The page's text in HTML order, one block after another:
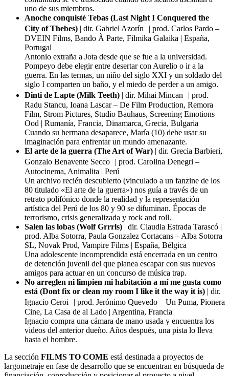
uno de sus miembros.
Anoche conquisté Tebas (Last Night I Conquered the
City of Thebes) | dir. Gabriel Azorín | prod. Carlos Pardo –
DVEIN Films, Bando À Parte, Filmika Galaika | España,
Portugal
Antonio extraña a Jota desde que se fue a la universidad.
Pompeyo debe elegir entre desertar con Aurelio o ir a la
guerra. En las termas, un niño del siglo XXI y un soldado del
siglo I comparten un baño, y el miedo de perder a un amigo.
Dinti de Lapte (Milk Teeth) | dir. Mihai Mincan | prod.
Radu Stancu, Ioana Lascar – De Film Production, Remora
Film, Strom Pictures, Studio Bauhaus, Screening Emotions
Ood | Rumanía, Francia, Dinamarca, Grecia, Bulgaria
Cuando su hermana desaparece, María (10) debe usar su
imaginación para enfrentar un mundo amenazante.
El arte de la guerra (The Art of War) | dir. Grecia Barbieri,
Gonzalo Benavente Secco | prod. Carolina Denegri –
Autocinema, Animalita | Perú
Un archivo recién descubierto (vinculado a un fanzine de los
80 titulado «El arte de la guerra») nos guía a través de un
retrato polifónico donde la realidad y la representación
artística del Perú de los 80 y 90 se difuminan. Épocas de
terrorismo, crisis generalizada y rock and roll.
Salen las lobas (Wolf Grrrls) | dir. Claudia Estrada Tarascó |
prod. Alba Sotorra, Paula Gonzalez Cortacans – Alba Sotorra
SL, Novak Prod, Vampire Films | España, Bélgica
Una adolescente incomprendida está encerrada en un centro
de detención juvenil del que planea escapar con sus nuevos
amigos para actuar en un concurso de música trap.
No arreglen ni limpien mi habitación a mí me gusta como
está (Dont fix or clean my room I like it the way it is) | dir.
Ignacio Ceroi | prod. Jerónimo Quevedo – Un Puma, Pionera
Cine, La Casa de al Lado | Argentina, Francia
Ignacio compra una cámara de mano usada y encuentra los
videos del anterior dueño. Años después, una pista lo lleva
hasta el hombre.
La sección FILMS TO COME está destinada a proyectos de
largometraje en fase de desarrollo que se encuentran en búsqueda de